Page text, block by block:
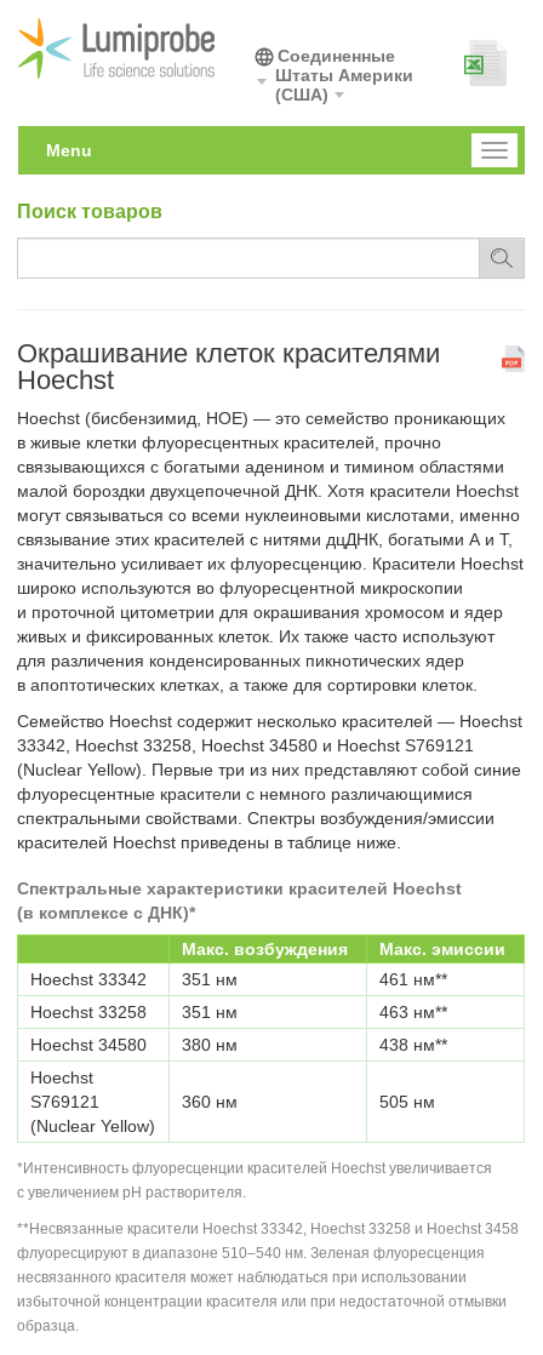
Соединенные
Штаты Америки
(США)
Toggle
Menu
Поиск товаров
Окрашивание клеток красителями
Hoechst
Hoechst (бисбензимид, HOE) — это семейство проникающих
в живые клетки флуоресцентных красителей, прочно
связывающихся с богатыми аденином и тимином областями
малой бороздки двухцепочечной ДНК. Хотя красители Hoechst
могут связываться со всеми нуклеиновыми кислотами, именно
связывание этих красителей с нитями дцДНК, богатыми А и Т,
значительно усиливает их флуоресценцию. Красители Hoechst
широко используются во флуоресцентной микроскопии
и проточной цитометрии для окрашивания хромосом и ядер
живых и фиксированных клеток. Их также часто используют
для различения конденсированных пикнотических ядер
в апоптотических клетках, а также для сортировки клеток.
Семейство Hoechst содержит несколько красителей — Hoechst
33342, Hoechst 33258, Hoechst 34580 и Hoechst S769121
(Nuclear Yellow). Первые три из них представляют собой синие
флуоресцентные красители с немного различающимися
спектральными свойствами. Спектры возбуждения/эмиссии
красителей Hoechst приведены в таблице ниже.
Спектральные характеристики красителей Hoechst
(в комплексе с ДНК)*
Макс. возбуждения
Макс. эмиссии
Hoechst 33342
351 нм
461 нм**
Hoechst 33258
351 нм
463 нм**
Hoechst 34580
380 нм
438 нм**
Hoechst
S769121
(Nuclear Yellow)
360 нм 505 нм
*Интенсивность флуоресценции красителей Hoechst увеличивается
с увеличением pH растворителя.
**Несвязанные красители Hoechst 33342, Hoechst 33258 и Hoechst 3458
флуоресцируют в диапазоне 510–540 нм. Зеленая флуоресценция
несвязанного красителя может наблюдаться при использовании
избыточной концентрации красителя или при недостаточной отмывки
образца.